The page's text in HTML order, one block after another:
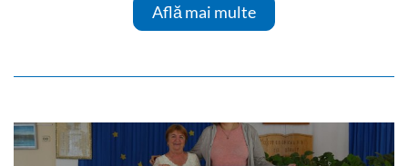
Află mai multe